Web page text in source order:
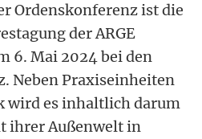
Ordenskonferenz ist die
der ARGE
6. Mai 2024 bei den
Neben Praxiseinheiten
wird es inhaltlich darum
ihrer Außenwelt in